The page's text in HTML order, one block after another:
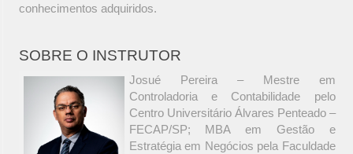
conhecimentos adquiridos.
SOBRE O INSTRUTOR
Josué Pereira – Mestre em
Controladoria e Contabilidade pelo
Centro Universitário Álvares Penteado –
FECAP/SP; MBA em Gestão e
Estratégia em Negócios pela Faculdade